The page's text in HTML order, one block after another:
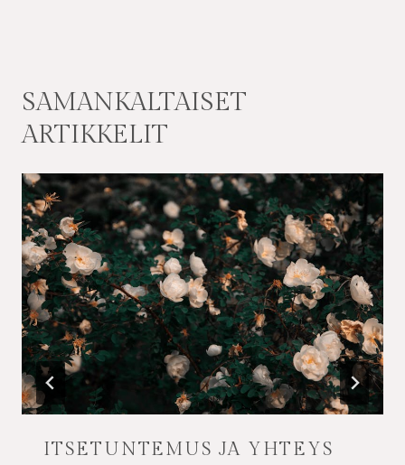
SAMANKALTAISET
ARTIKKELIT
ITSETUNTEMUS JA YHTEYS